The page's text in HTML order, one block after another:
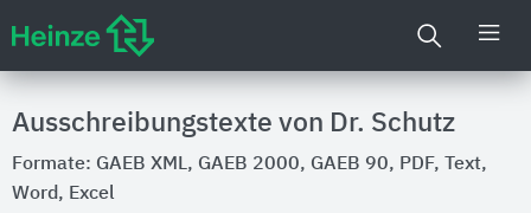
Ausschreibungstexte von Dr. Schutz
Formate: GAEB XML, GAEB 2000, GAEB 90, PDF, Text,
Word, Excel